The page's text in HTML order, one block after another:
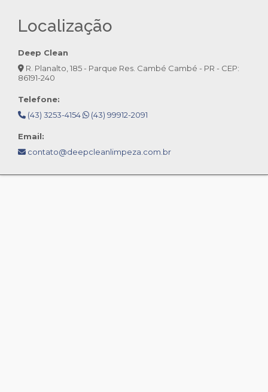
Localização
Deep Clean
R. Planalto, 185 - Parque Res. Cambé Cambé - PR - CEP:
86191-240
Telefone:
(43) 3253-4154
(43) 99912-2091
Email:
contato@deepcleanlimpeza.com.br